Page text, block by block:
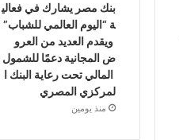
بنك مصر يشارك في فعالي
ة “اليوم العالمي للشباب”
ويقدم العديد من العرو
ض المجانية دعمًا للشمول
المالي تحت رعاية البنك ا
لمركزي المصري
منذ يومين